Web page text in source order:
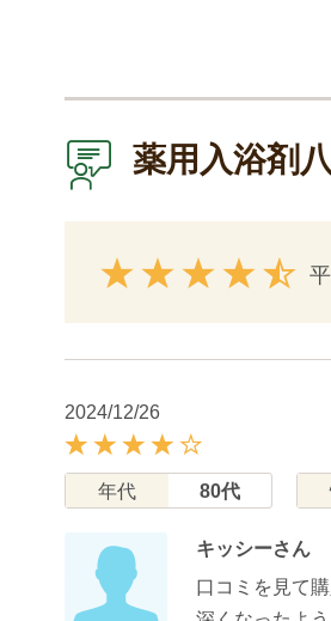
薬用入浴剤
2024/12/26
年代 80代
キッシーさん
口コミを見て